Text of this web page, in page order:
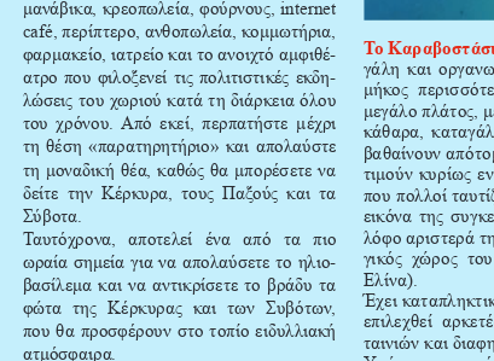
μανάβικα, κρεοπωλεία, φούρνους, internet
café, περίπτερο, ανθοπωλεία, κομμωτήρια,
φαρμακείο, ιατρείο και το ανοιχτό αμφιθέ-
ατρο που φιλοξενεί τις πολιτιστικές εκδη-
λώσεις του χωριού κατά τη διάρκεια όλου
του χρόνου. Από εκεί, περπατήστε μέχρι
τη θέση «παρατηρητήριο» και απολαύστε
τη μοναδική θέα, καθώς θα μπορέσετε να
δείτε  την  Κέρκυρα,  τους  Παξούς  και  τα
Σύβοτα.
Ταυτόχρονα,  αποτελεί  ένα  από  τα  πιο
ωραία σημεία για να απολαύσετε το ηλιο-
βασίλεμα και να αντικρίσετε το βράδυ τα
φώτα  της  Κέρκυρας  και  των  Συβότων,
που θα προσφέρουν στο τοπίο ειδυλλιακή
ατμόσφαιρα.
Το Καραβοστάσι.
γάλη και
μήκος
μεγάλο πλάτος,
κάθαρα,
βαθαίνουν
τιμούν κυρίως
που πολλοί
εικόνα της
λόφο αριστερά
γικός  χώρος
Ελίνα).
Έχει
επιλεχθεί
ταινιών και